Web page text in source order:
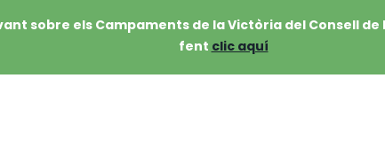
sobre els Campaments de la Victòria del Consell
fent clic aquí